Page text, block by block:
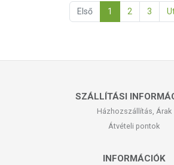
Első 1 2 3
SZÁLLÍTÁSI
Házhozszállítás, Árak
Átvételi pontok
INFORMÁCIÓK